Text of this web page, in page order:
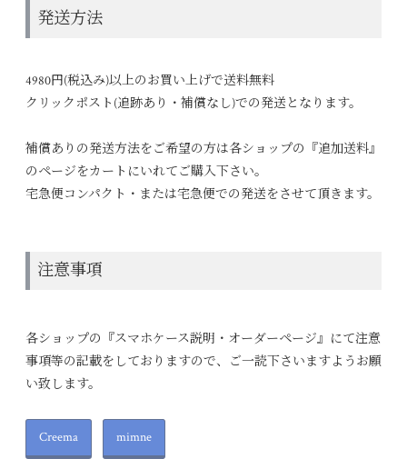
発送方法
4980円(税込み)以上のお買い上げで送料無料
クリックポスト(追跡あり・補償なし)での発送となります。
補償ありの発送方法をご希望の方は各ショップの『追加送料』
のページをカートにいれてご購入下さい。
宅急便コンパクト・または宅急便での発送をさせて頂きます。
注意事項
各ショップの『スマホケース説明・オーダーページ』にて注意
事項等の記載をしておりますので、ご一読下さいますようお願
い致します。
Creema mimne